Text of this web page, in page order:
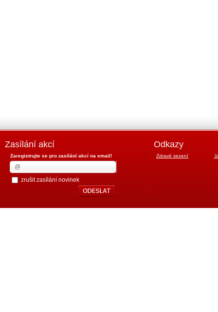
Zasílání akcí
Zaregistrujte se pro zasílání akcí na email!
zrušit zasílání novinek
Odkazy
Zdravé sezení